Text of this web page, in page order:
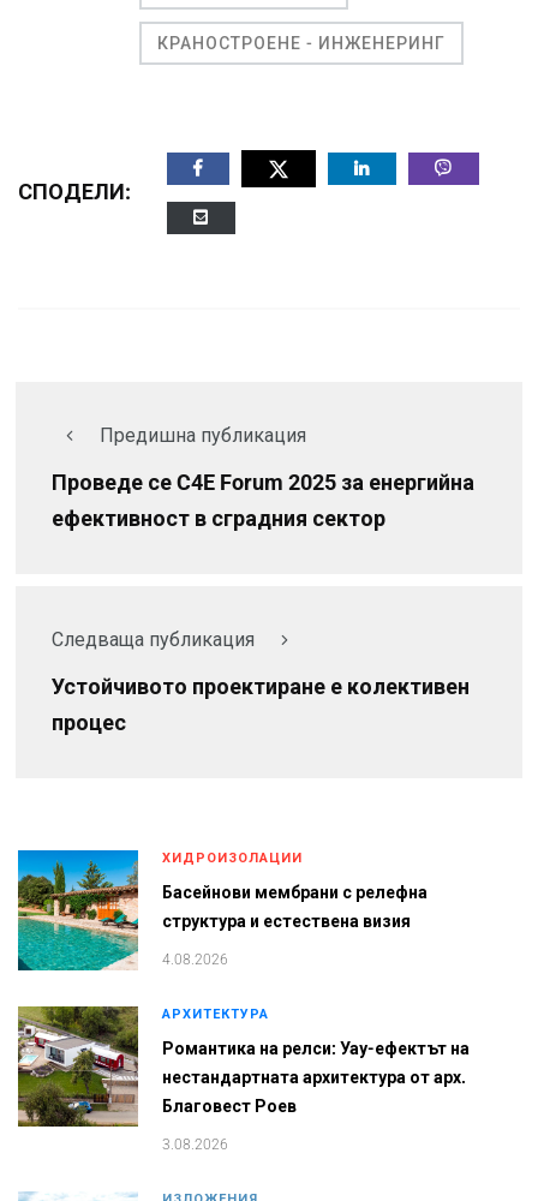
КРАНОСТРОЕНЕ - ИНЖЕНЕРИНГ
СПОДЕЛИ:
Предишна публикация
Проведе се C4E Forum 2025 за енергийна
ефективност в сградния сектор
Следваща публикация
Устойчивото проектиране е колективен
процес
ХИДРОИЗОЛАЦИИ
Басейнови мембрани с релефна
структура и естествена визия
4.08.2026
АРХИТЕКТУРА
Романтика на релси: Уау-ефектът на
нестандартната архитектура от арх.
Благовест Роев
3.08.2026